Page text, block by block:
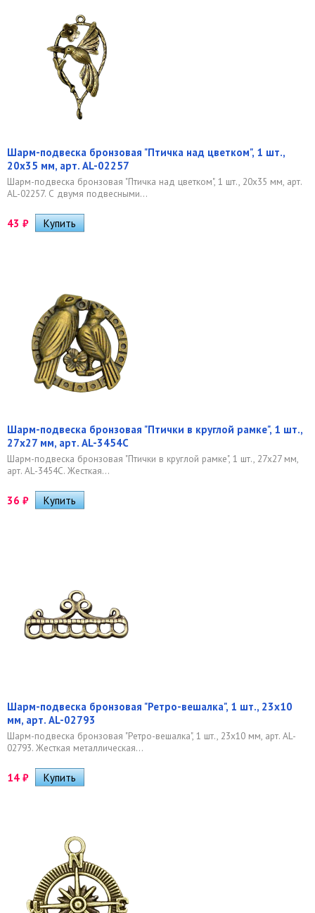
Шарм-подвеска бронзовая "Птичка над цветком", 1 шт.,
20х35 мм, арт. AL-02257
Шарм-подвеска бронзовая "Птичка над цветком", 1 шт., 20х35 мм, арт.
AL-02257. С двумя подвесными...
43 ₽
Шарм-подвеска бронзовая "Птички в круглой рамке", 1 шт.,
27х27 мм, арт. AL-3454C
Шарм-подвеска бронзовая "Птички в круглой рамке", 1 шт., 27х27 мм,
арт. AL-3454C. Жесткая...
36 ₽
Шарм-подвеска бронзовая "Ретро-вешалка", 1 шт., 23х10
мм, арт. AL-02793
Шарм-подвеска бронзовая "Ретро-вешалка", 1 шт., 23х10 мм, арт. AL-
02793. Жесткая металлическая...
14 ₽